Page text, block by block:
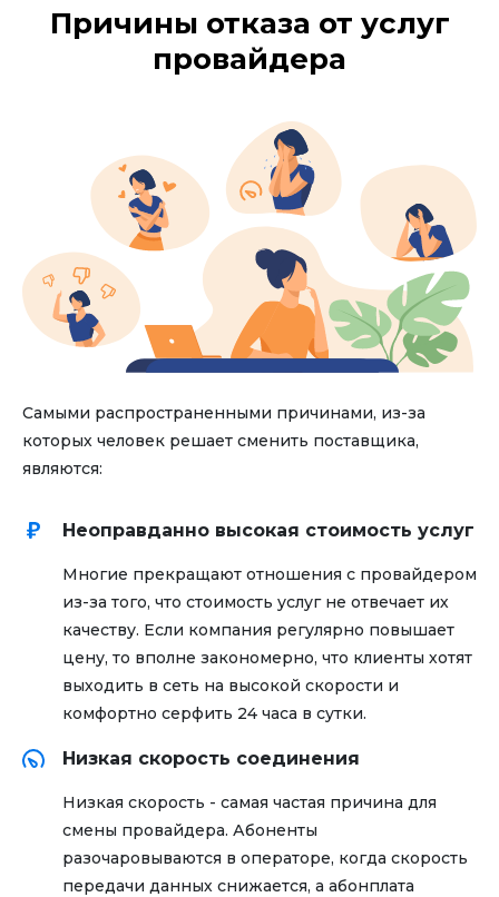
Причины отказа от услуг
провайдера
Самыми распространенными причинами, из-за
которых человек решает сменить поставщика,
являются:
Неоправданно высокая стоимость услуг
Многие прекращают отношения с провайдером
из-за того, что стоимость услуг не отвечает их
качеству. Если компания регулярно повышает
цену, то вполне закономерно, что клиенты хотят
выходить в сеть на высокой скорости и
комфортно серфить 24 часа в сутки.
Низкая скорость соединения
Низкая скорость - самая частая причина для
смены провайдера. Абоненты
разочаровываются в операторе, когда скорость
передачи данных снижается, а абонплата